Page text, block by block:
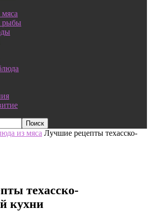
рыбы
из мяса Лучшие рецепты техасско-
техасско-
кухни